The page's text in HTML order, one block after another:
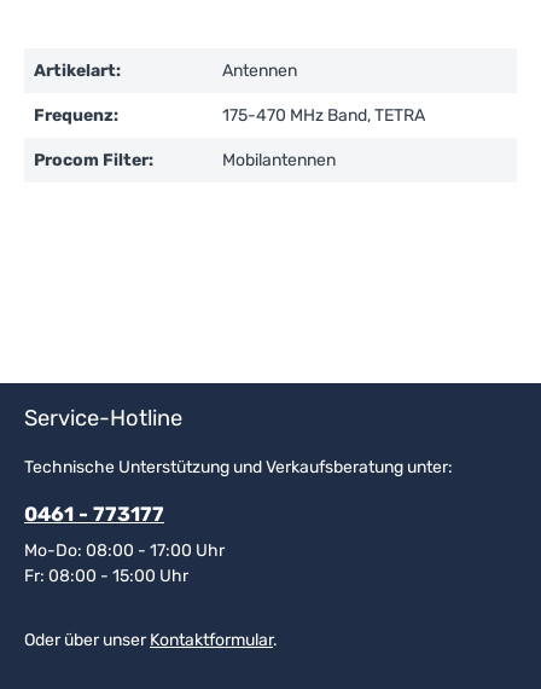
Artikelart: Antennen
Frequenz: 175-470 MHz Band, TETRA
Procom Filter: Mobilantennen
Service-Hotline
Technische Unterstützung und Verkaufsberatung unter:
0461 - 773177
Mo-Do: 08:00 - 17:00 Uhr
Fr: 08:00 - 15:00 Uhr
Oder über unserKontaktformular.